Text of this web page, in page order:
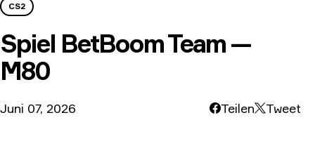
CS2
Spiel BetBoom Team —
M80
Juni 07, 2026 Teilen Tweet